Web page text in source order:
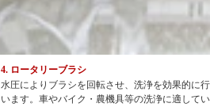
4. ロータリーブラシ
水圧によりブラシを回転させ、洗浄を効果的に行
います。車やバイク・農機具等の洗浄に適してい